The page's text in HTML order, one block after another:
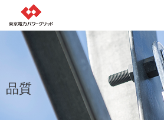
品質